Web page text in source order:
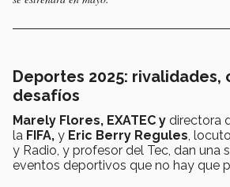
Deportes 2025: rivalidades,
desafíos
Marely Flores, EXATEC y directora
la FIFA, y Eric Berry Regules ,
y Radio, y profesor del Tec, dan una
eventos deportivos que no hay que